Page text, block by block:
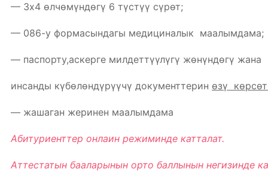
— 3х4 ѳлчѳмүндѳгү 6 түстүү сүрѳт;
— 086-у формасындагы медициналык маалымдама;
— паспорту,аскерге милдеттүүлүгү жѳнүндѳгү жана
инсанды күбѳлѳндүрүүчү документтерин ѳзү
— жашаган жеринен маалымдама
Абитуриенттер онлаин режиминде катталат.
Аттестатын бааларынын орто баллынын негизинде